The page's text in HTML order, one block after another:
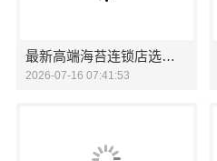
最新高端海苔连锁店选零食大明星
2026-07-16 07:41:53